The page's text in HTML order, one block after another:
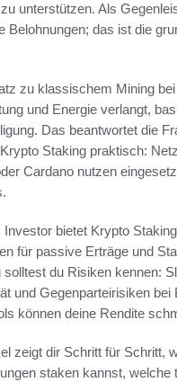
unterstützen. Als
Belohnungen; das ist die
zu klassischem Mining
und Energie verlangt,
Das beantwortet die
Staking praktisch:
Cardano nutzen
Investor bietet Krypto
für passive Erträge und
solltest du Risiken kennen:
und Gegenparteirisiken bei
können deine Rendite
zeigt dir Schritt für Schritt,
staken kannst, welche